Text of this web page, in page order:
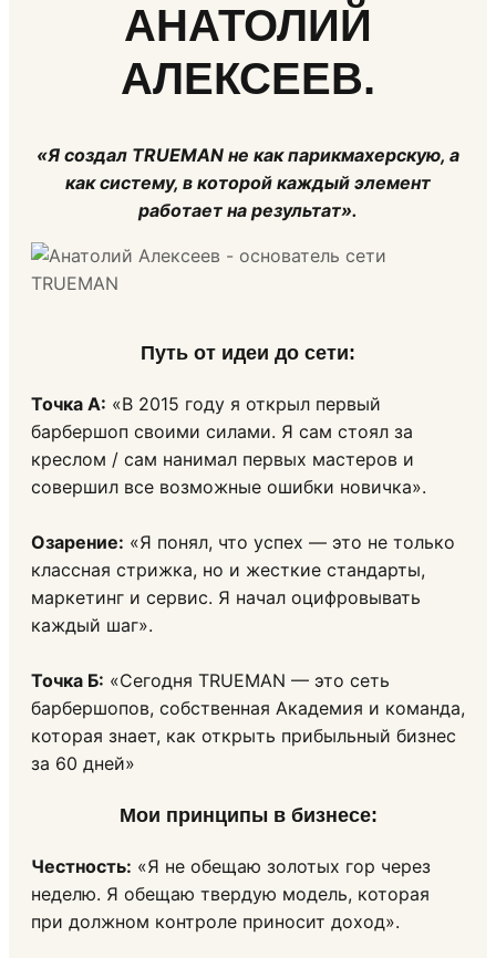
АНАТОЛИЙ
АЛЕКСЕЕВ.
«Я создал TRUEMAN не как парикмахерскую, а
как систему, в которой каждый элемент
работает на результат».
Путь от идеи до сети:
Точка А: «В 2015 году я открыл первый
барбершоп своими силами. Я сам стоял за
креслом / сам нанимал первых мастеров и
совершил все возможные ошибки новичка».
Озарение: «Я понял, что успех — это не только
классная стрижка, но и жесткие стандарты,
маркетинг и сервис. Я начал оцифровывать
каждый шаг».
Точка Б: «Сегодня TRUEMAN — это сеть
барбершопов, собственная Академия и команда,
которая знает, как открыть прибыльный бизнес
за 60 дней»
Мои принципы в бизнесе:
Честность: «Я не обещаю золотых гор через
неделю. Я обещаю твердую модель, которая
при должном контроле приносит доход».